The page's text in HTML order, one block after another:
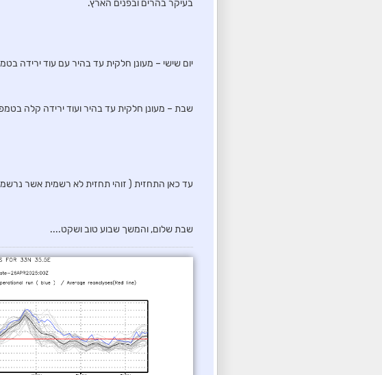
בעיקר בהרים ובפנים הארץ.
יום שישי – מעונן חלקית עד בהיר עם עוד ירידה
שבת – מעונן חלקית עד בהיר ועוד ירידה קלה
עד כאן התחזית ( זוהי תחזית לא רשמית אשר נרשמה
שבת שלום, והמשך שבוע טוב ושקט....